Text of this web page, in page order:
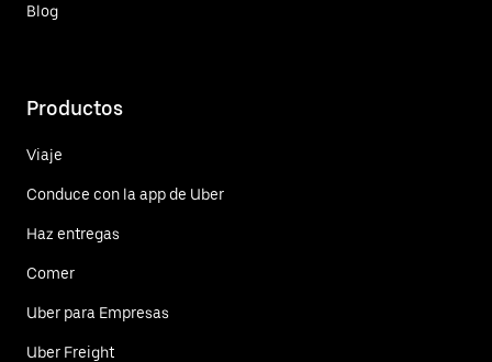
Blog
Productos
Viaje
Conduce con la app de Uber
Haz entregas
Comer
Uber para Empresas
Uber Freight